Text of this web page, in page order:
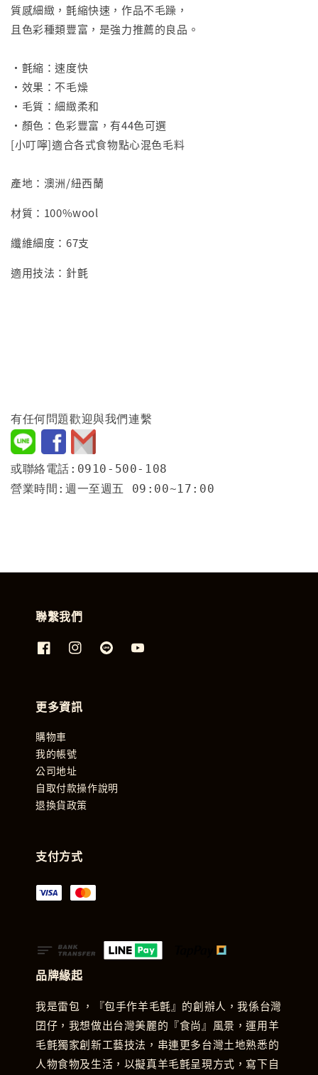
質感細緻，氈縮快速，作品不毛躁，
且色彩種類豐富，是強力推薦的良品。
•氈縮：速度快
•效果：不毛燥
•毛質：細緻柔和
•顏色：色彩豐富，有44色可選
[小叮嚀]適合各式食物點心混色毛料
產地：澳洲/紐西蘭
材質：100%wool
纖維細度：67支
適用技法：針氈
有任何問題歡迎與我們連繫
或聯絡電話:0910-500-108
營業時間:週一至週五 09:00~17:00
聯繫我們
更多資訊
購物車
我的帳號
公司地址
自取付款操作說明
退換貨政策
支付方式
品牌緣起
我是雷包 ，『包手作羊毛氈』的創辦人，我係台灣
囝仔，我想做出台灣美麗的『食尚』風景，運用羊
毛氈獨家創新工藝技法，串連更多台灣土地熟悉的
人物食物及生活，以擬真羊毛氈呈現方式，寫下自